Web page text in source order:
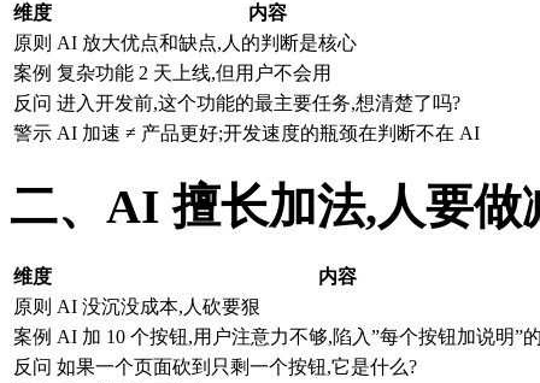
维度
内容
原则 AI 放大优点和缺点,人的判断是核心
案例 复杂功能 2 天上线,但用户不会用
反问 进入开发前,这个功能的最主要任务,想清楚了吗?
警示 AI 加速 ≠ 产品更好;开发速度的瓶颈在判断不在 AI
二、AI 擅长加法,人要做
维度
内容
原则 AI 没沉没成本,人砍要狠
案例 AI 加 10 个按钮,用户注意力不够,陷入”每个按钮加说明”
反问 如果一个页面砍到只剩一个按钮,它是什么?